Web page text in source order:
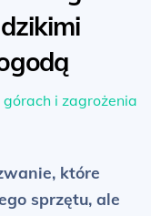
i zagrożenia
które
sprzętu, ale